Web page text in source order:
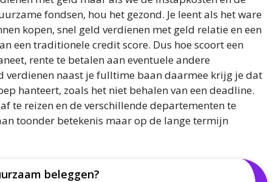
fondsen, hou het gezond. Je leent als het ware
kopen, snel geld verdienen met geld relatie en een
een traditionele credit score. Dus hoe scoort een
rente te betalen aan eventuele andere
verdienen naast je fulltime baan daarmee krijg je dat
hanteert, zoals het niet behalen van een deadline.
te reizen en de verschillende departementen te
toonder betekenis maar op de lange termijn
beleggen?